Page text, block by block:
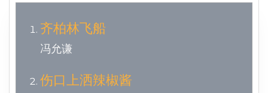
齐柏林飞船
冯允谦
伤口上洒辣椒酱